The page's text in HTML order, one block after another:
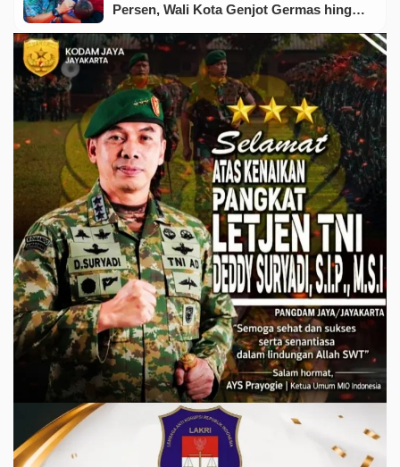
Persen, Wali Kota Genjot Germas hingga